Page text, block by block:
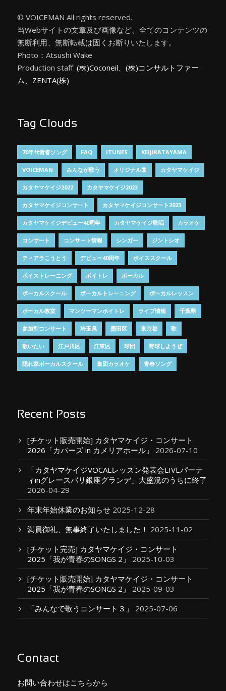
© VOICEMAN All rights reserved.
当Webサイトの文章及び画像など、全てのコンテンツの
無断利用、無断転載は固くお断りいたします。
Photo：Atsushi Wake
Production staff: (株)Coconeil、 (株)コンサルトファー
ム、 ZENTA(株)
Tag Clouds
70年代青春ソング FAQ ITUNES KEIJIKATAYAMA
VOICEMAN みんなが歌う オリジナル曲 カタヤマケイジ
カタヤマケイジ2022 カタヤマケイジ2023
カタヤマケイジコンサート カタヤマケイジコンサート2023
カタヤマケイジデビュー40周年 カタヤマケイジ歌唱 カラオケ
コンサート コンサート情報 シンガー ジントシオ
ティアラこうとう デビュー40周年 ボイススクール
ボイストレーニング ボイトレ ボーカル
ボーカルスクール ボーカルトレーニング ボーカルレッスン
ボーカル教室 マンツーマンボイトレ ライブ情報 千葉県
参加型コンサート 埼玉県 墨田区 東京都 歌
歌いたい 江戸川区 江東区 球団 野球しようぜ
隠れ家ボーカルスクール 集団カラオケ 青春ソング
Recent Posts
[チケット販売開始] カタヤマケイジ・コンサート
2026「カバーズ in カメリアホール」
2026-07-10
「カタヤマケイジVOCALレッスン発表会LIVEパーテ
ィinグレースバリ銀座グランデ」大盛況のうちに終了
2026-04-29
年末年始休業のお知らせ 2025-12-28
満員御礼、無事終了いたしました！ 2025-11-02
[チケット完売] カタヤマケイジ・コンサート
2025「我が青春のSONGS 2」
2025-10-03
[チケット販売開始] カタヤマケイジ・コンサート
2025「我が青春のSONGS 2」
2025-09-03
「みんなで歌うコンサート３」
2025-07-06
Contact
お問い合わせはこちらから